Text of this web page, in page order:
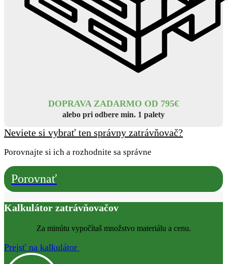
DOPRAVA ZADARMO OD 795€
alebo pri odbere min. 1 palety
Neviete si vybrať ten správny zatrávňovač?
Porovnajte si ich a rozhodnite sa správne
Porovnať
Kalkulátor zatrávňovačov
Za minútu vypočítaš množstvo materiálu a cenu.
Prejsť na kalkulátor